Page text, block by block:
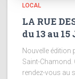
LOCAL
LA RUE
du 13 au
Nouvelle édition
Saint-Chamond.
rendez-vous au